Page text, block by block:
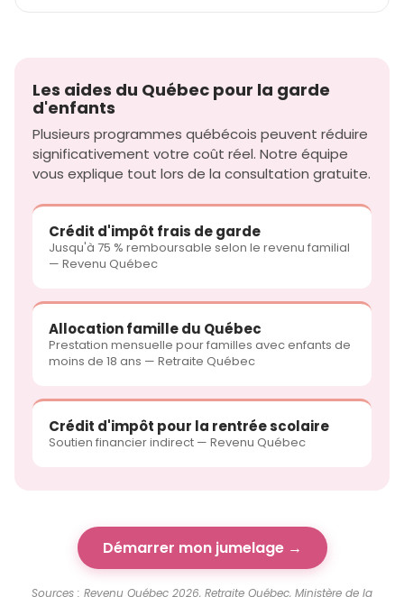
Les aides du Québec pour la garde
d'enfants
Plusieurs programmes québécois peuvent réduire
significativement votre coût réel. Notre équipe
vous explique tout lors de la consultation gratuite.
Crédit d'impôt frais de garde
Jusqu'à 75 % remboursable selon le revenu familial
— Revenu Québec
Allocation famille du Québec
Prestation mensuelle pour familles avec enfants de
moins de 18 ans — Retraite Québec
Crédit d'impôt pour la rentrée scolaire
Soutien financier indirect — Revenu Québec
Démarrer mon jumelage →
Sources : Revenu Québec 2026, Retraite Québec, Ministère de la